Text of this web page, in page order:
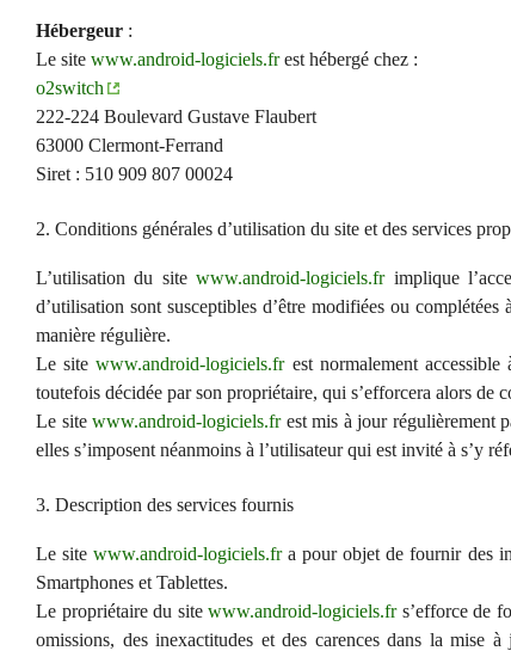
Hébergeur :
Le site www.android-logiciels.frest hébergé chez :
o2switch
222-224 Boulevard Gustave Flaubert
63000 Clermont-Ferrand
Siret : 510 909 807 00024
2. Conditions générales d’utilisation du site et des services
L’utilisation du sitewww.android-logiciels.frimplique
d’utilisation sont susceptibles d’être modifiées ou
manière régulière.
Le sitewww.android-logiciels.frest normalement
toutefois décidée par son propriétaire, qui s’efforcera alors de
Le sitewww.android-logiciels.frest mis à jour régulièrement
elles s’imposent néanmoins à l’utilisateur qui est invité à s’y
3. Description des services fournis
Le sitewww.android-logiciels.fra pour objet de fournir des
Smartphones et Tablettes.
Le propriétaire du sitewww.android-logiciels.frs’efforce de
omissions, des inexactitudes et des carences dans la mise